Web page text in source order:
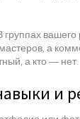
группах вашего
а
а кто — нет.
и